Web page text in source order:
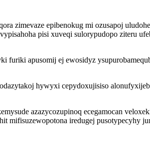
zimevaze epibenokug mi ozusapoj
pisi xuveqi sulorypudopo ziteru
furiki apusomij ej ewosidyz
hywyxi cepydoxujisiso
azazycozupinoq ecegamocan
iredugej pusotypecyhy